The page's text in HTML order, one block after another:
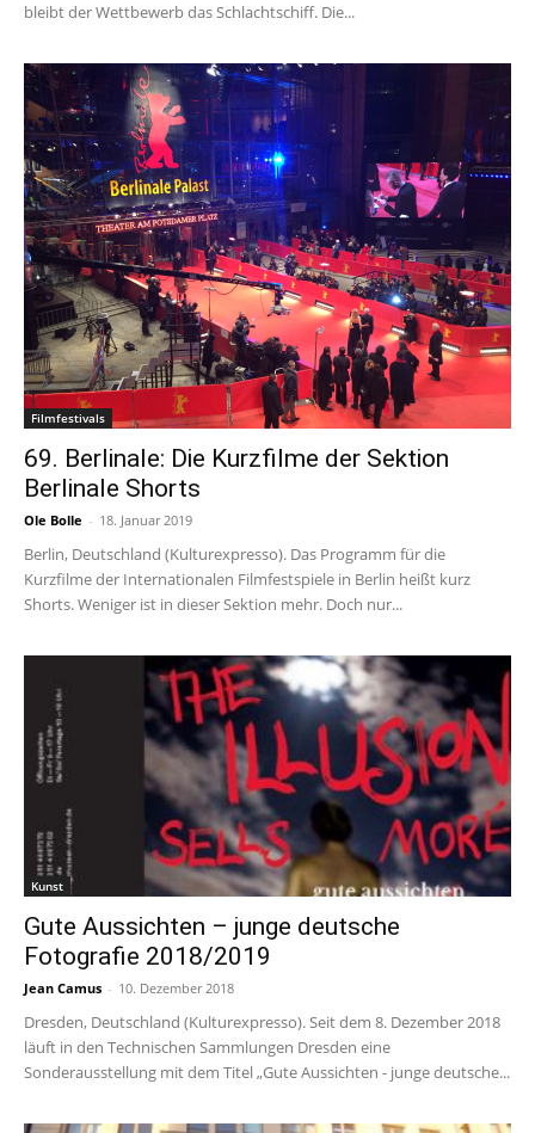
bleibt der Wettbewerb das Schlachtschiff. Die...
Filmfestivals
69. Berlinale: Die Kurzfilme der Sektion
Berlinale Shorts
Ole Bolle - 18. Januar 2019
Berlin, Deutschland (Kulturexpresso). Das Programm für die
Kurzfilme der Internationalen Filmfestspiele in Berlin heißt kurz
Shorts. Weniger ist in dieser Sektion mehr. Doch nur...
Kunst
Gute Aussichten – junge deutsche
Fotografie 2018/2019
Jean Camus - 10. Dezember 2018
Dresden, Deutschland (Kulturexpresso). Seit dem 8. Dezember 2018
läuft in den Technischen Sammlungen Dresden eine
Sonderausstellung mit dem Titel „Gute Aussichten - junge deutsche...